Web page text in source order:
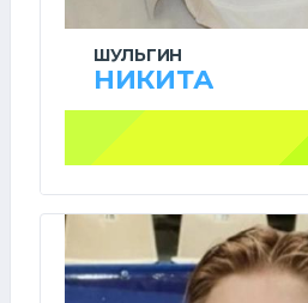
ШУЛЬГИН
НИКИТА